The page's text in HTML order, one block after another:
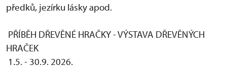
předků, jezírku lásky apod.
PŘÍBĚH DŘEVĚNÉ HRAČKY - VÝSTAVA DŘEVĚNÝCH
HRAČEK
1.5. - 30.9. 2026.